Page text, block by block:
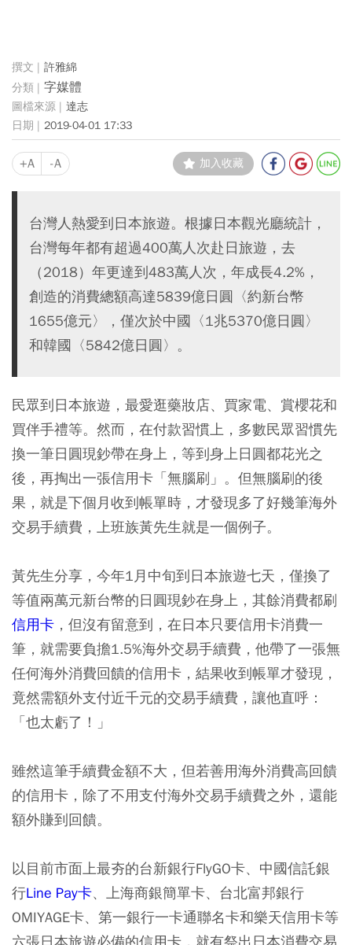
許雅綿
字媒體
達志
2019-04-01 17:33
+A -A 加入收藏
台灣人熱愛到日本旅遊。根據日本觀光廳統計，
台灣每年都有超過400萬人次赴日旅遊，去
（2018）年更達到483萬人次，年成長4.2%，
創造的消費總額高達5839億日圓〈約新台幣
1655億元〉，僅次於中國〈1兆5370億日圓〉
和韓國〈5842億日圓〉。
民眾到日本旅遊，最愛逛藥妝店、買家電、賞櫻花和
買伴手禮等。然而，在付款習慣上，多數民眾習慣先
換一筆日圓現鈔帶在身上，等到身上日圓都花光之
後，再掏出一張信用卡「無腦刷」。但無腦刷的後
果，就是下個月收到帳單時，才發現多了好幾筆海外
交易手續費，上班族黃先生就是一個例子。
黃先生分享，今年1月中旬到日本旅遊七天，僅換了
等值兩萬元新台幣的日圓現鈔在身上，其餘消費都刷
信用卡 ，但沒有留意到，在日本只要信用卡消費一
筆，就需要負擔1.5%海外交易手續費，他帶了一張無
任何海外消費回饋的信用卡，結果收到帳單才發現，
竟然需額外支付近千元的交易手續費，讓他直呼：
「也太虧了！」
雖然這筆手續費金額不大，但若善用海外消費高回饋
的信用卡，除了不用支付海外交易手續費之外，還能
額外賺到回饋。
以目前市面上最夯的台新銀行FlyGO卡、中國信託銀
行Line Pay卡、上海商銀簡單卡、台北富邦銀行
OMIYAGE卡、第一銀行一卡通聯名卡和樂天信用卡等